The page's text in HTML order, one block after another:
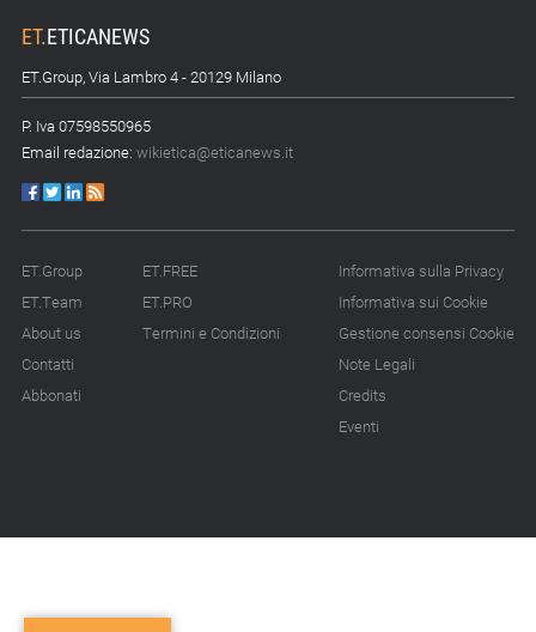
ET.ETICANEWS
ET.Group, Via Lambro 4 - 20129 Milano
P. Iva 07598550965
Email redazione: wikietica@eticanews.it
ET.Group
ET.Team
About us
Contatti
Abbonati
ET.FREE
ET.PRO
Termini e Condizioni
Informativa sulla Privacy
Informativa sui Cookie
Gestione consensi Cookie
Note Legali
Credits
Eventi